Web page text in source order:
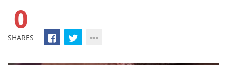
0
SHARES